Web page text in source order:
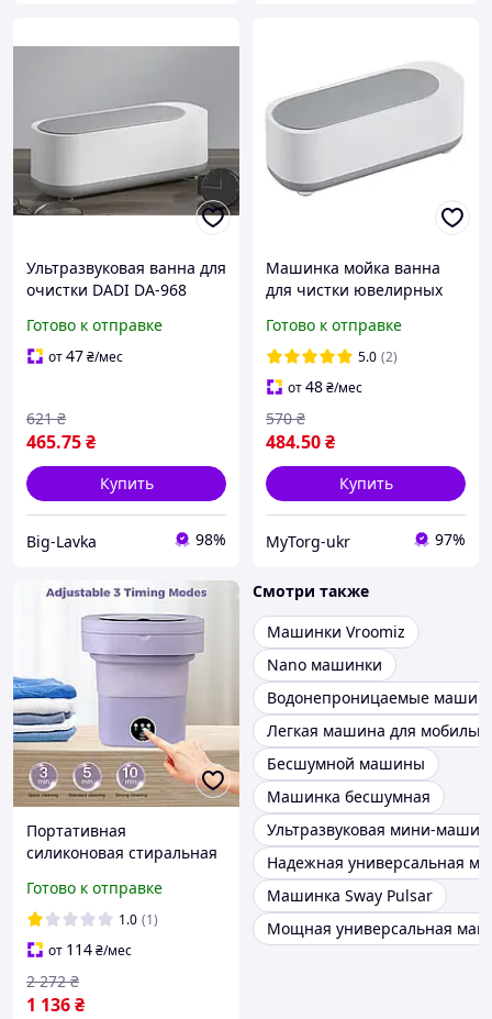
Ультразвуковая ванна для
очистки DADI DA-968
Готово к отправке
от47₴/мес
465.75₴
621 ₴
Купить
Big-Lavka 98%
Машинка мойка ванна
для чистки ювелирных
Готово к отправке
5.0 (2)
от48₴/мес
484.50₴
570 ₴
Купить
MyTorg-ukr 97%
Портативная
силиконовая стиральная
Мини стиралка
ультразвуковая
стиральные машины
Готово к отправке
1.0 (1)
от 114₴/мес
1 136₴
2 272 ₴
Смотри также
Машинки Vroomiz
Nano машинки
Водонепроницаемые
Легкая машина для
Бесшумной машины
Машинка бесшумная
Ультразвуковая мини-
Надежная универсальная
Машинка Sway Pulsar
Мощная универсальная